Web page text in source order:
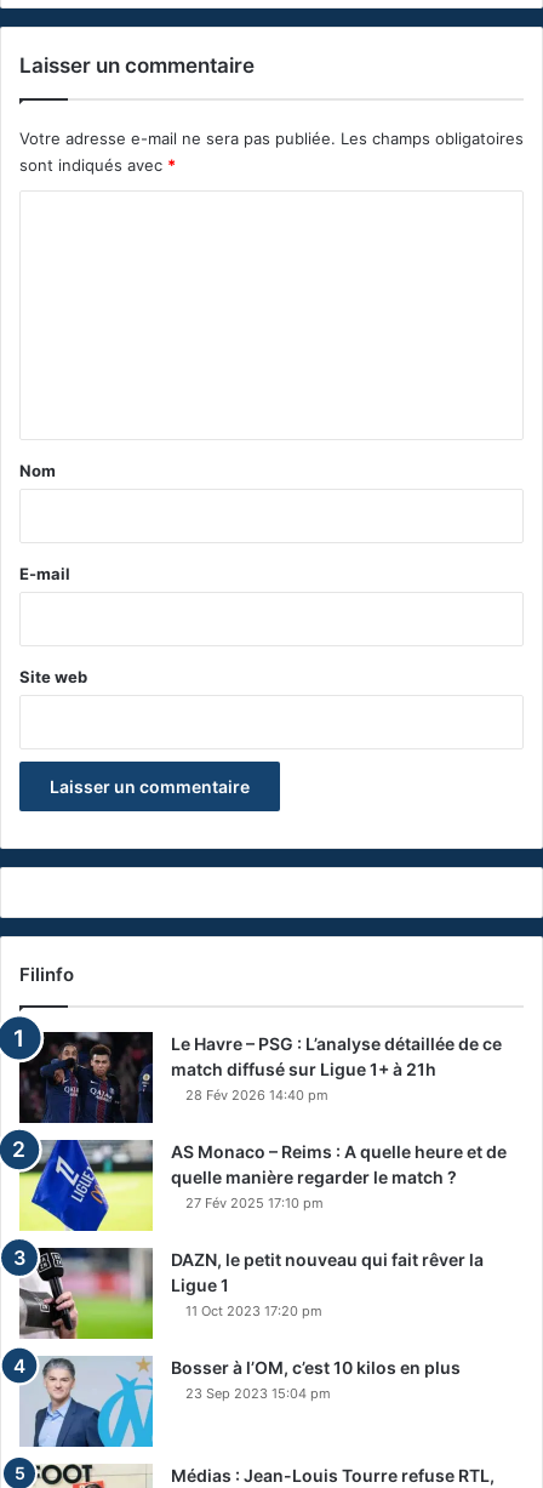
Laisser un commentaire
Votre adresse e-mail ne sera pas publiée. Les champs obligatoires
sont indiqués avec *
a
e
Nom
E-mail
Site web
Filinfo
Le Havre – PSG : L’analyse détaillée de ce
match diffusé sur Ligue 1+ à 21h
28 Fév 2026 14:40 pm
AS Monaco – Reims : A quelle heure et de
quelle manière regarder le match ?
27 Fév 2025 17:10 pm
DAZN, le petit nouveau qui fait rêver la
Ligue 1
11 Oct 2023 17:20 pm
Bosser à l’OM, c’est 10 kilos en plus
23 Sep 2023 15:04 pm
Médias : Jean-Louis Tourre refuse RTL,